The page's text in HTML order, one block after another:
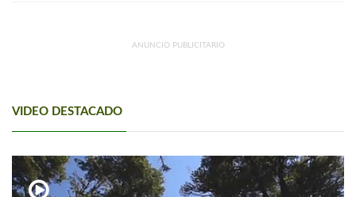
ANUNCIO PUBLICITARIO
VIDEO DESTACADO